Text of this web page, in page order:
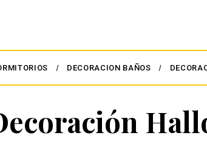
DECORACION BAÑOS